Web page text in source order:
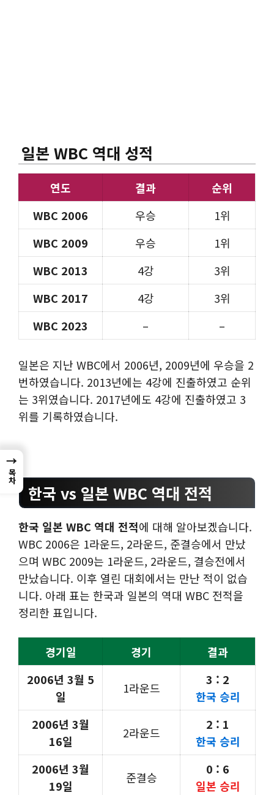
일본 WBC 역대 성적
연도 결과
순위
WBC 2006
우승
1위
WBC 2009
우승
1위
WBC 2013
4강
3위
WBC 2017
4강
3위
WBC 2023
– –
일본은 지난 WBC에서 2006년, 2009년에 우승을 2
번하였습니다. 2013년에는 4강에 진출하였고 순위
는 3위였습니다. 2017년에도 4강에 진출하였고 3
위를 기록하였습니다.
한국 vs 일본 WBC 역대 전적
한국 일본 WBC 역대 전적에 대해 알아보겠습니다.
WBC 2006은 1라운드, 2라운드, 준결승에서 만났
으며 WBC 2009는 1라운드, 2라운드, 결승전에서
만났습니다. 이후 열린 대회에서는 만난 적이 없습
니다. 아래 표는 한국과 일본의 역대 WBC 전적을
정리한 표입니다.
경기일 경기
결과
2006년 3월 5
일
1라운드
3 : 2
한국 승리
2006년 3월
16일
2라운드
2 : 1
한국 승리
2006년 3월
19일
준결승
0 : 6
일본 승리
→
목차